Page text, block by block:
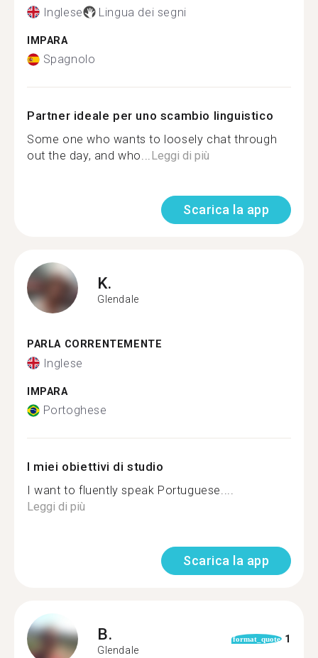
Inglese Lingua dei segni
IMPARA
Spagnolo
Partner ideale per uno scambio linguistico
Some one who wants to loosely chat through
out the day, and who...Leggi di più
Scarica la app
K.
Glendale
PARLA CORRENTEMENTE
Inglese
IMPARA
Portoghese
I miei obiettivi di studio
I want to fluently speak Portuguese....
Leggi di più
Scarica la app
B.
Glendale
format_quote 1